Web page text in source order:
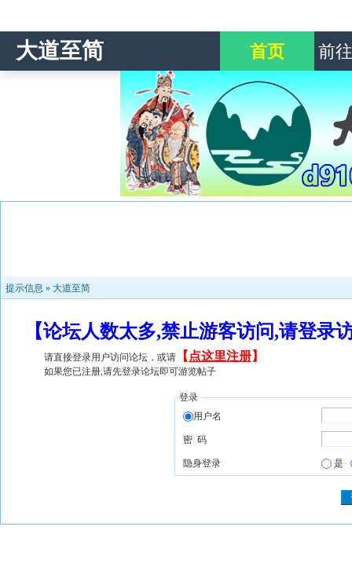
大道至简 首页 前
提示信息 » 大道至简
【论坛人数太多,禁止游客访问,请登
请直接登录用户访问论坛，或请 【 点这里注册】
如果您已注册,请先登录论坛即可游览帖子
登录
用户名
密 码
隐身登录 是